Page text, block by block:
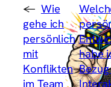
← Wie
gehe ich
persönlich
mit
Konflikten
im Team
habe